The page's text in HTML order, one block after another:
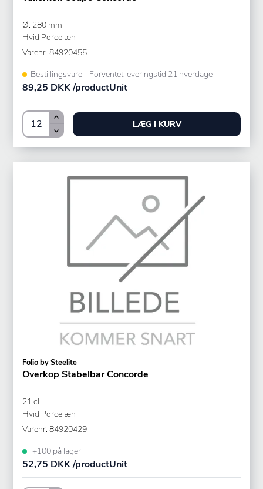
Ø: 280 mm
Hvid Porcelæn
Varenr. 84920455
Bestillingsvare - Forventet leveringstid 21 hverdage
89,25 DKK /productUnit
LÆG I KURV
Folio by Steelite
Overkop Stabelbar Concorde
21 cl
Hvid Porcelæn
Varenr. 84920429
+100 på lager
52,75 DKK /productUnit